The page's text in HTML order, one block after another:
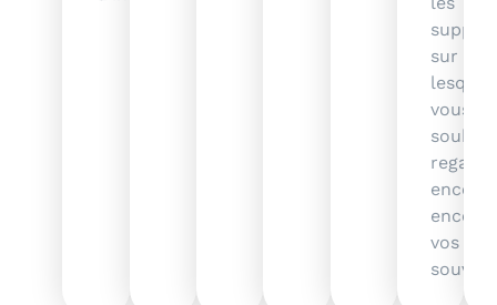
sur
vous
encore
encore
vos